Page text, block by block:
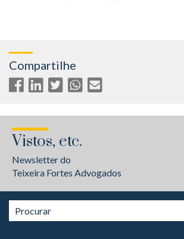
Compartilhe
Vistos, etc.
Newsletter do
Teixeira Fortes Advogados